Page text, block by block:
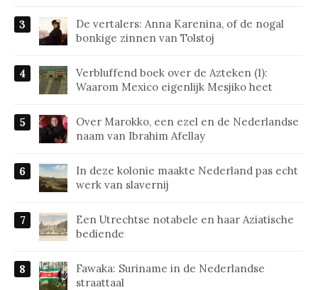
De vertalers: Anna Karenina, of de nogal
bonkige zinnen van Tolstoj
Verbluffend boek over de Azteken (1):
Waarom Mexico eigenlijk Mesjiko heet
Over Marokko, een ezel en de Nederlandse
naam van Ibrahim Afellay
In deze kolonie maakte Nederland pas echt
werk van slavernij
Een Utrechtse notabele en haar Aziatische
bediende
Fawaka: Suriname in de Nederlandse
straattaal